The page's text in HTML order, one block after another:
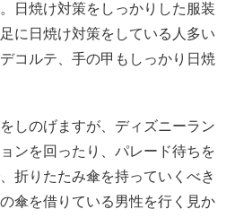
日焼け対策をしっかりした服装
に日焼け対策をしている人多い
コルテ、手の甲もしっかり日焼
しのげますが、ディズニーラン
ンを回ったり、パレード待ちを
折りたたみ傘を持っていくべき
傘を借りている男性を行く見か